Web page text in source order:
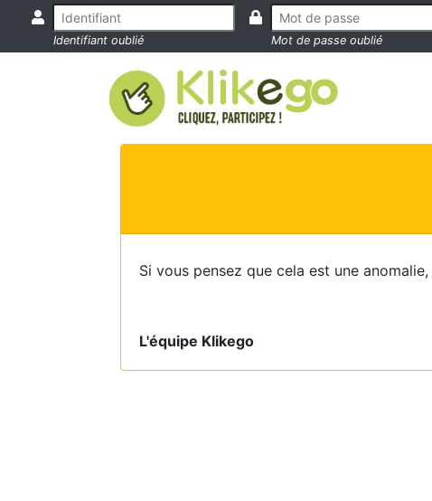
Identifiant oublié Mot de passe oublié
Si vous pensez que cela est une
L'équipe Klikego